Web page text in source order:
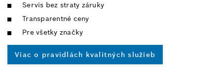
Servis bez straty záruky
Transparentné ceny
Pre všetky značky
Viac o pravidlách kvalitných služieb